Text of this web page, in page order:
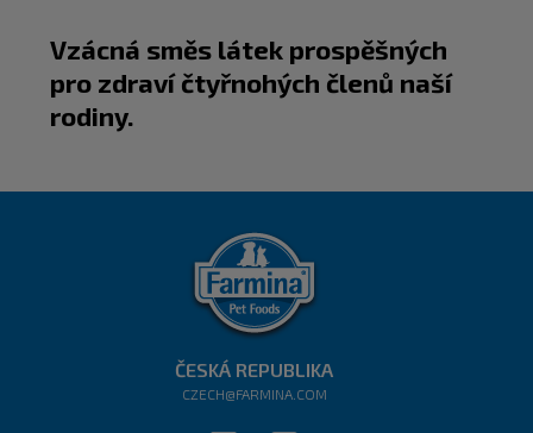
Vzácná směs látek prospěšných
pro zdraví čtyřnohých členů naší
rodiny.
ČESKÁ REPUBLIKA
CZECH@FARMINA.COM